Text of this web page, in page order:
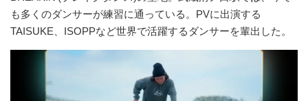
も多くのダンサーが練習に通っている。PVに出演する
TAISUKE、ISOPPなど世界で活躍するダンサーを輩出した。